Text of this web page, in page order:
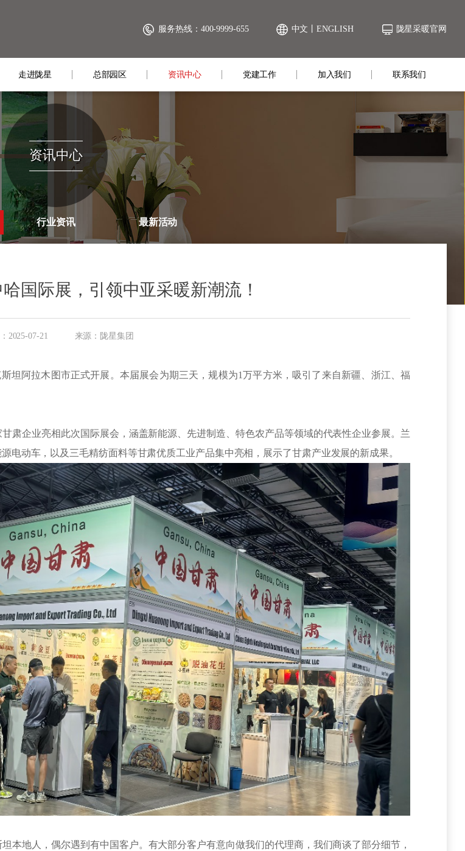
陇星采暖官网
中文 丨ENGLISH
服务热线：400-9999-655
走进陇星 总部园区 资讯中心 党建工作 加入我们 联系我们
资讯中心
行业资讯 最新活动
国际展，引领中亚采暖新潮流！
2025-07-21 来源：陇星集团
坦阿拉木图市正式开展。本届展会为期三天，规模为1万平方米，吸引了来自新疆、浙江、福
肃企业亮相此次国际展会，涵盖新能源、先进制造、特色农产品等领域的代表性企业参展。兰
电动车，以及三毛精纺面料等甘肃优质工业产品集中亮相，展示了甘肃产业发展的新成果。
本地人，偶尔遇到有中国客户。有大部分客户有意向做我们的代理商，我们商谈了部分细节，